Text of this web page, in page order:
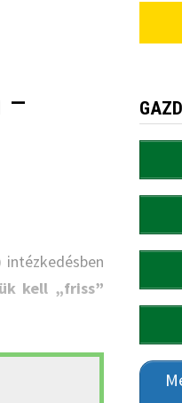
–
kell „friss”